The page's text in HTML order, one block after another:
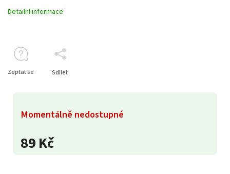
89 Kč
Momentálně nedostupné
Detailní informace
Zeptat se Sdílet